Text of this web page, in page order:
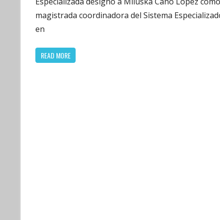
magistrada coordinadora del Sistema
en
READ MORE